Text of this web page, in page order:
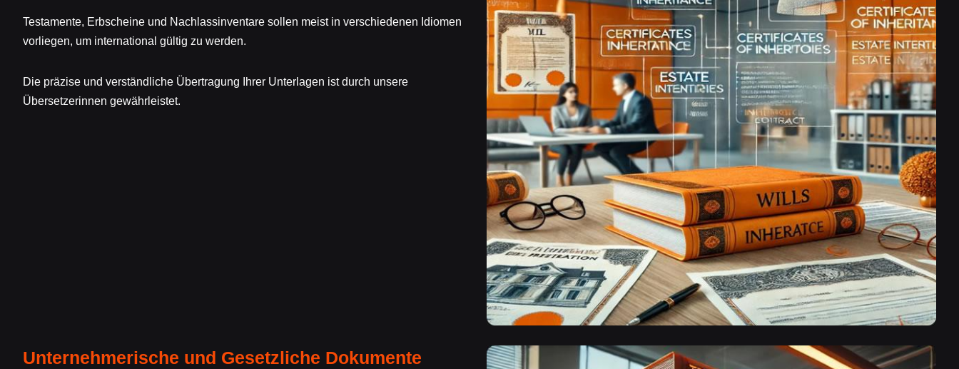
Testamente, Erbscheine und Nachlassinventare sollen meist in verschiedenen Idiomen
vorliegen, um international gültig zu werden.
Die präzise und verständliche Übertragung Ihrer Unterlagen ist durch unsere
Übersetzerinnen gewährleistet.
Unternehmerische und Gesetzliche Dokumente